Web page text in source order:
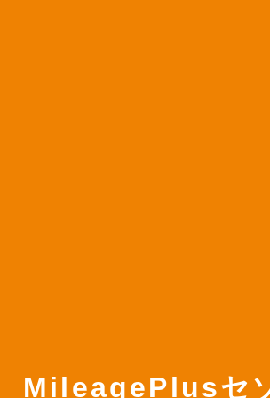
MileagePlusセ